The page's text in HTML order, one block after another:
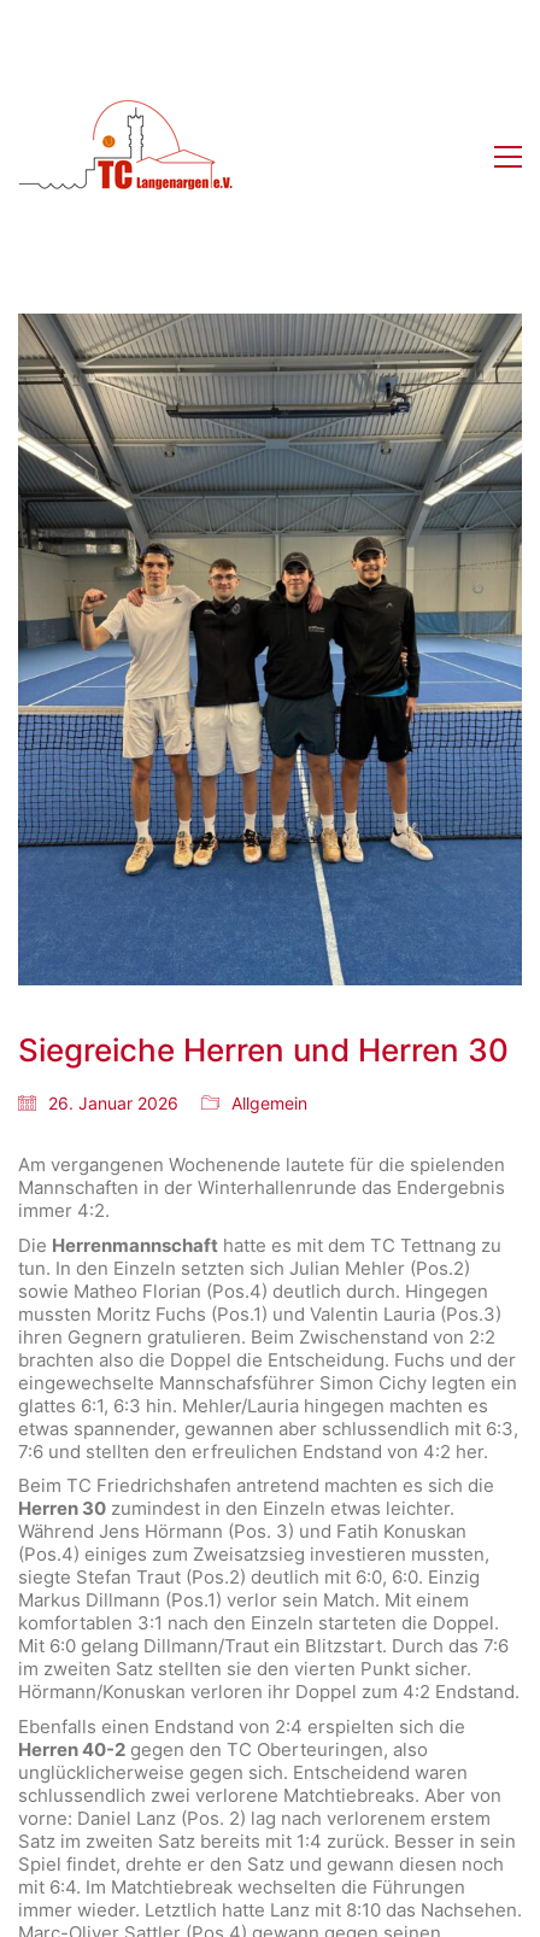
Siegreiche Herren und Herren 30
26. Januar 2026 Allgemein
Am vergangenen Wochenende lautete für die spielenden
Mannschaften in der Winterhallenrunde das Endergebnis
immer 4:2.
Die Herrenmannschaft hatte es mit dem TC Tettnang zu
tun. In den Einzeln setzten sich Julian Mehler (Pos.2)
sowie Matheo Florian (Pos.4) deutlich durch. Hingegen
mussten Moritz Fuchs (Pos.1) und Valentin Lauria (Pos.3)
ihren Gegnern gratulieren. Beim Zwischenstand von 2:2
brachten also die Doppel die Entscheidung. Fuchs und der
eingewechselte Mannschafsführer Simon Cichy legten ein
glattes 6:1, 6:3 hin. Mehler/Lauria hingegen machten es
etwas spannender, gewannen aber schlussendlich mit 6:3,
7:6 und stellten den erfreulichen Endstand von 4:2 her.
Beim TC Friedrichshafen antretend machten es sich die
Herren 30 zumindest in den Einzeln etwas leichter.
Während Jens Hörmann (Pos. 3) und Fatih Konuskan
(Pos.4) einiges zum Zweisatzsieg investieren mussten,
siegte Stefan Traut (Pos.2) deutlich mit 6:0, 6:0. Einzig
Markus Dillmann (Pos.1) verlor sein Match. Mit einem
komfortablen 3:1 nach den Einzeln starteten die Doppel.
Mit 6:0 gelang Dillmann/Traut ein Blitzstart. Durch das 7:6
im zweiten Satz stellten sie den vierten Punkt sicher.
Hörmann/Konuskan verloren ihr Doppel zum 4:2 Endstand.
Ebenfalls einen Endstand von 2:4 erspielten sich die
Herren 40-2 gegen den TC Oberteuringen, also
unglücklicherweise gegen sich. Entscheidend waren
schlussendlich zwei verlorene Matchtiebreaks. Aber von
vorne: Daniel Lanz (Pos. 2) lag nach verlorenem erstem
Satz im zweiten Satz bereits mit 1:4 zurück. Besser in sein
Spiel findet, drehte er den Satz und gewann diesen noch
mit 6:4. Im Matchtiebreak wechselten die Führungen
immer wieder. Letztlich hatte Lanz mit 8:10 das Nachsehen.